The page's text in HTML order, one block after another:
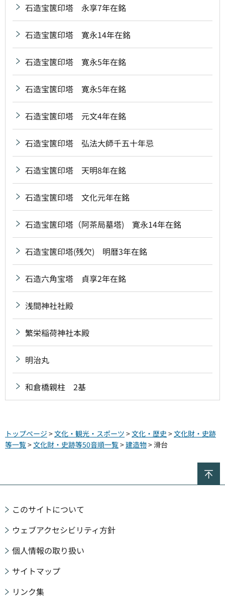
石造宝篋印塔 永享7年在銘
石造宝篋印塔 寛永14年在銘
石造宝篋印塔 寛永5年在銘
石造宝篋印塔 寛永5年在銘
石造宝篋印塔 元文4年在銘
石造宝篋印塔 弘法大師千五十年忌
石造宝篋印塔 天明8年在銘
石造宝篋印塔 文化元年在銘
石造宝篋印塔（阿茶局墓塔) 寛永14年在銘
石造宝篋印塔(残欠) 明暦3年在銘
石造六角宝塔 貞享2年在銘
浅間神社社殿
繁栄稲荷神社本殿
明治丸
和倉橋親柱 2基
トップページ >文化・観光・スポーツ >文化・歴史 >文化財・史跡
等一覧>文化財・史跡等50音順一覧>建造物> 滑台
このサイトについて
ウェブアクセシビリティ方針
個人情報の取り扱い
サイトマップ
リンク集